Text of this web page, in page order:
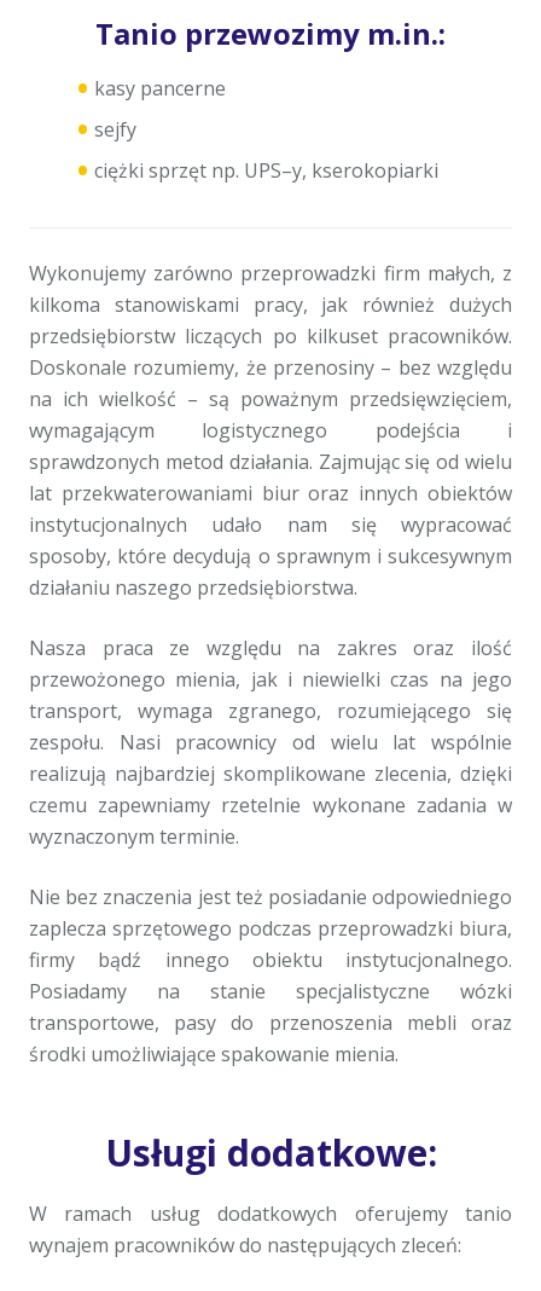
Tanio przewozimy m.in.:
kasy pancerne
sejfy
ciężki sprzęt np. UPS–y, kserokopiarki
Wykonujemy zarówno przeprowadzki firm małych, z
kilkoma stanowiskami pracy, jak również dużych
przedsiębiorstw liczących po kilkuset pracowników.
Doskonale rozumiemy, że przenosiny – bez względu
na ich wielkość – są poważnym przedsięwzięciem,
wymagającym logistycznego podejścia i
sprawdzonych metod działania. Zajmując się od wielu
lat przekwaterowaniami biur oraz innych obiektów
instytucjonalnych udało nam się wypracować
sposoby, które decydują o sprawnym i sukcesywnym
działaniu naszego przedsiębiorstwa.
Nasza praca ze względu na zakres oraz ilość
przewożonego mienia, jak i niewielki czas na jego
transport, wymaga zgranego, rozumiejącego się
zespołu. Nasi pracownicy od wielu lat wspólnie
realizują najbardziej skomplikowane zlecenia, dzięki
czemu zapewniamy rzetelnie wykonane zadania w
wyznaczonym terminie.
Nie bez znaczenia jest też posiadanie odpowiedniego
zaplecza sprzętowego podczas przeprowadzki biura,
firmy bądź innego obiektu instytucjonalnego.
Posiadamy na stanie specjalistyczne wózki
transportowe, pasy do przenoszenia mebli oraz
środki umożliwiające spakowanie mienia.
Usługi dodatkowe:
W ramach usług dodatkowych oferujemy tanio
wynajem pracowników do następujących zleceń: